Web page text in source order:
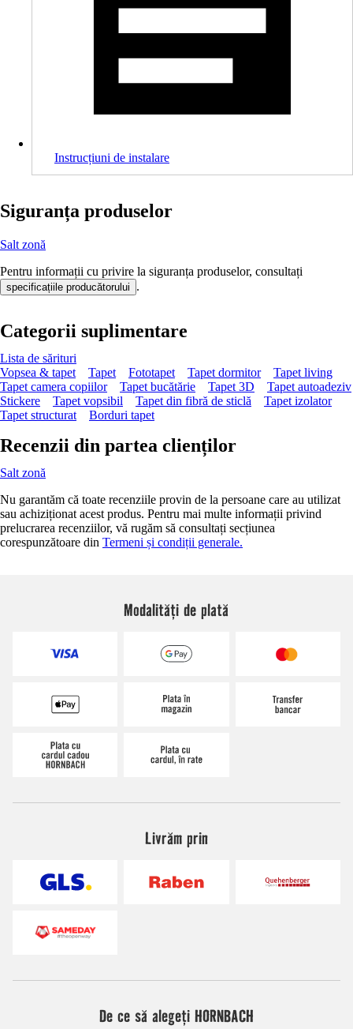
Instrucțiuni de instalare
Siguranța produselor
Salt zonă
Pentru informații cu privire la siguranța produselor, consultați
specificațiile producătorului .
Categorii suplimentare
Lista de sărituri
Vopsea & tapet
Tapet Fototapet Tapet dormitor
Tapet living
Tapet camera copiilor
Tapet bucătărie Tapet 3D
Tapet autoadeziv
Stickere
Tapet vopsibil Tapet din fibră de sticlă
Tapet izolator
Tapet structurat
Borduri tapet
Recenzii din partea clienților
Salt zonă
Nu garantăm că toate recenziile provin de la persoane care au utilizat
sau achiziționat acest produs. Pentru mai multe informații privind
prelucrarea recenziilor, vă rugăm să consultați secțiunea
corespunzătoare din Termeni și condiții generale.
Modalități de plată
Livrăm prin
De ce să alegeți HORNBACH